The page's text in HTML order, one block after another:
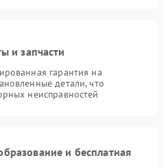
и запчасти
гарантия на
детали, что
неисправностей
и бесплатная